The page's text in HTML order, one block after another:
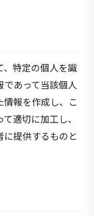
、特定の個人を識
あって当該個人
報を作成し、こ
適切に加工し、
提供するものと